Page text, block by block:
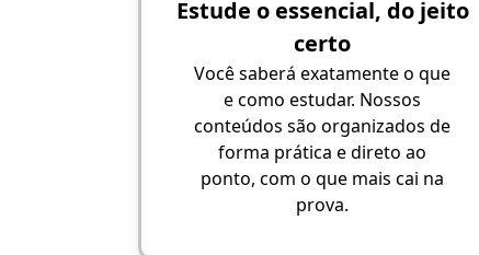
Estude o essencial, do jeito
certo
Você saberá exatamente o que
e como estudar. Nossos
conteúdos são organizados de
forma prática e direto ao
ponto, com o que mais cai na
prova.